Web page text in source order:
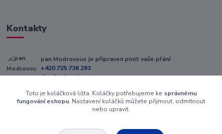
Kontakty
pan Modrovous je připraven plnit vaše přání
+420 725 736 293
(Po-Pá, 8 - 16 hod.)
info@modrovous.cz
Toto je koláčková lišta. Koláčky potřebujeme ke správnému
fungování eshopu. Nastavení koláčků můžete přijmout, odmítnout
nebo upravit.